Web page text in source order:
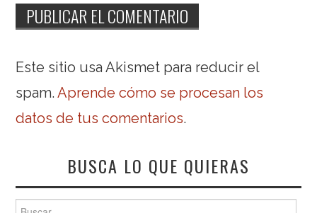
Este sitio usa Akismet para reducir el
spam.Aprende cómo se procesan los
datos de tus comentarios.
BUSCA LO QUE QUIERAS
Buscar: